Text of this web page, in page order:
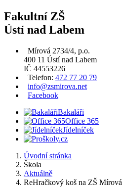
Fakultní ZŠ
Ústí nad Labem
Mírová 2734/4, p.o.
400 11 Ústí nad Labem
IČ 44553226
Telefon: 472 77 20 79
info@zsmirova.net
Facebook
Bakaláři
Office 365
Jídelníček
Úvodní stránka
Škola
Aktuálně
ReHračkový koš na ZŠ Mírová